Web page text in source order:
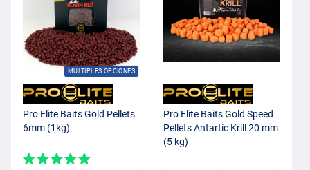
MULTIPLES OPCIONES
Pro Elite Baits Gold Pellets
6mm (1kg)
Pro Elite Baits Gold Speed
Pellets Antartic Krill 20 mm
(5 kg)